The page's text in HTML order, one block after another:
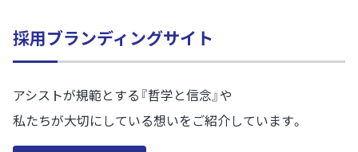
採用ブランディングサイト
アシストが規範とする『哲学と信念』や
私たちが大切にしている想いをご紹介しています。